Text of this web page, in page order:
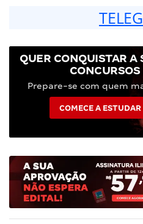
QUER CONQUISTAR A
Prepare-se com quem
COMECE A